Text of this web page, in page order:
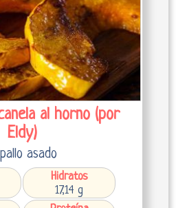
al horno (por
Eldy)
asado
Hidratos
17,14 g